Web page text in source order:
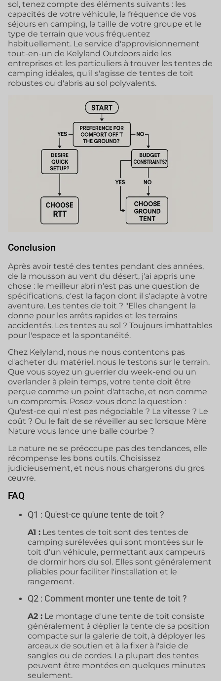
sol, tenez compte des éléments suivants : les
capacités de votre véhicule, la fréquence de vos
séjours en camping, la taille de votre groupe et le
type de terrain que vous fréquentez
habituellement. Le service d'approvisionnement
tout-en-un de Kelyland Outdoors aide les
entreprises et les particuliers à trouver les tentes de
camping idéales, qu'il s'agisse de tentes de toit
robustes ou d'abris au sol polyvalents.
Conclusion
Après avoir testé des tentes pendant des années,
de la mousson au vent du désert, j'ai appris une
chose : le meilleur abri n'est pas une question de
spécifications, c'est la façon dont il s'adapte à votre
aventure. Les tentes de toit ? "Elles changent la
donne pour les arrêts rapides et les terrains
accidentés. Les tentes au sol ? Toujours imbattables
pour l'espace et la spontanéité.
Chez Kelyland, nous ne nous contentons pas
d'acheter du matériel, nous le testons sur le terrain.
Que vous soyez un guerrier du week-end ou un
overlander à plein temps, votre tente doit être
perçue comme un point d'attache, et non comme
un compromis. Posez-vous donc la question :
Qu'est-ce qui n'est pas négociable ? La vitesse ? Le
coût ? Ou le fait de se réveiller au sec lorsque Mère
Nature vous lance une balle courbe ?
La nature ne se préoccupe pas des tendances, elle
récompense les bons outils. Choisissez
judicieusement, et nous nous chargerons du gros
œuvre.
FAQ
Q1 : Qu'est-ce qu'une tente de toit ?
A1 : Les tentes de toit sont des tentes de
camping surélevées qui sont montées sur le
toit d'un véhicule, permettant aux campeurs
de dormir hors du sol. Elles sont généralement
pliables pour faciliter l'installation et le
rangement.
Q2 : Comment monter une tente de toit ?
A2 : Le montage d'une tente de toit consiste
généralement à déplier la tente de sa position
compacte sur la galerie de toit, à déployer les
arceaux de soutien et à la fixer à l'aide de
sangles ou de cordes. La plupart des tentes
peuvent être montées en quelques minutes
seulement.